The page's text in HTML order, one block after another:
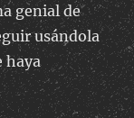
genial de
usándola
haya